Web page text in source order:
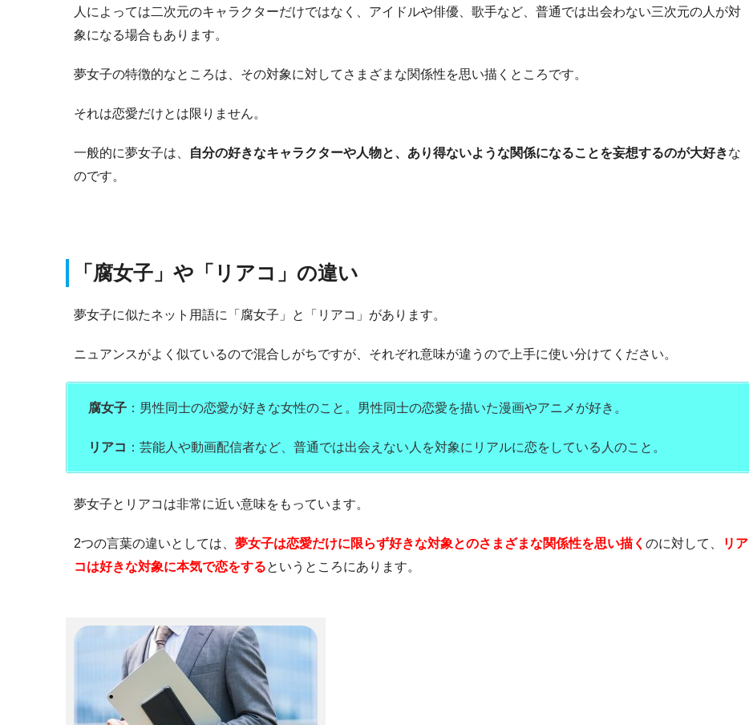
人によっては二次元のキャラクターだけではなく、アイドルや俳優、歌手など、普通では出会わない三次元の人が対
象になる場合もあります。
夢女子の特徴的なところは、その対象に対してさまざまな関係性を思い描くところです。
それは恋愛だけとは限りません。
一般的に夢女子は、 自分の好きなキャラクターや人物と、あり得ないような関係になることを妄想するのが大好きな
のです。
「腐女子」や「リアコ」の違い
夢女子に似たネット用語に「腐女子」と「リアコ」があります。
ニュアンスがよく似ているので混合しがちですが、それぞれ意味が違うので上手に使い分けてください。
腐女子 ：男性同士の恋愛が好きな女性のこと。男性同士の恋愛を描いた漫画やアニメが好き。
リアコ ：芸能人や動画配信者など、普通では出会えない人を対象にリアルに恋をしている人のこと。
夢女子とリアコは非常に近い意味をもっています。
2つの言葉の違いとしては、 夢女子は恋愛だけに限らず好きな対象とのさまざまな関係性を思い描く のに対して、
リア
コは好きな対象に本気で恋をするというところにあります。